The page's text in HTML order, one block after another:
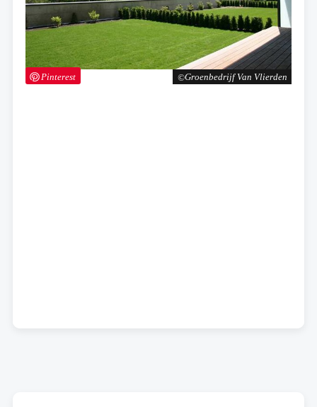
Groenbedrijf Van Vlierden
Pinterest